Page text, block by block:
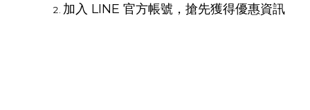
加入 LINE 官方帳號，搶先獲得優惠資訊